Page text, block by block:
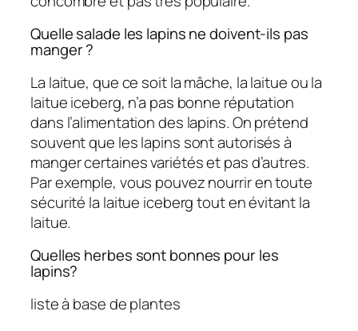
Quelle salade les lapins ne doivent-ils pas
manger ?
La laitue, que ce soit la mâche, la laitue ou la
laitue iceberg, n’a pas bonne réputation
dans l’alimentation des lapins. On prétend
souvent que les lapins sont autorisés à
manger certaines variétés et pas d’autres.
Par exemple, vous pouvez nourrir en toute
sécurité la laitue iceberg tout en évitant la
laitue.
Quelles herbes sont bonnes pour les
lapins?
liste à base de plantes